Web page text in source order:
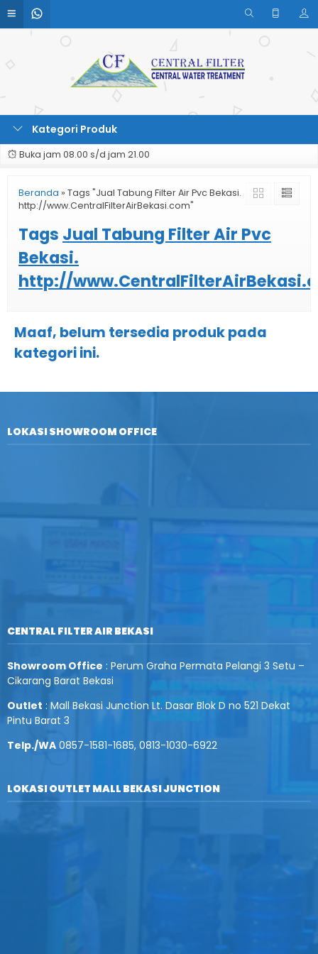
Kategori Produk
Buka jam 08.00 s/d jam 21.00
Beranda » Tags "Jual Tabung Filter Air Pvc Bekasi.
http://www.CentralFilterAirBekasi.com"
Tags Jual Tabung Filter Air Pvc
Bekasi.
http://
Maaf, belum tersedia produk pada
kategori ini.
LOKASI SHOWROOM OFFICE
CENTRAL FILTER AIR BEKASI
Showroom Office : Perum Graha Permata Pelangi 3 Setu –
Cikarang Barat Bekasi
Outlet : Mall Bekasi Junction Lt. Dasar Blok D no 521 Dekat
Pintu Barat 3
Telp./WA 0857-1581-1685, 0813-1030-6922
LOKASI OUTLET MALL BEKASI JUNCTION